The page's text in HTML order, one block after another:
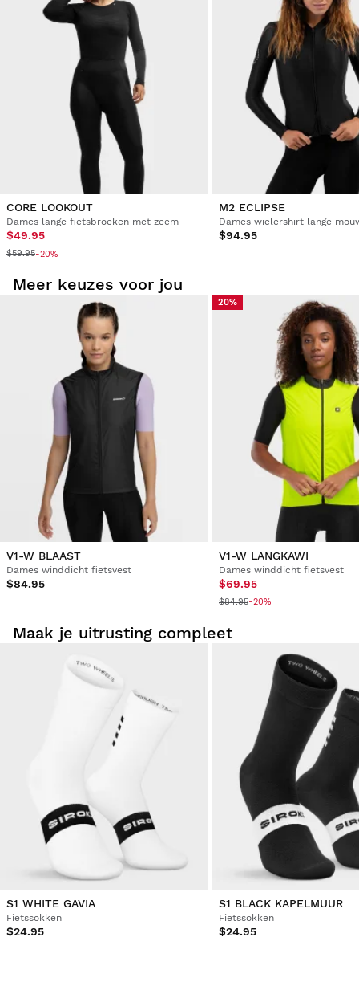
Vanuit je gebruikersaccount kun je eenvoudig en snel een
product uit je bestelling retourneren.
Je geld terugboeken naar de oorspronkelijke
betaalmethode
Vanaf $9.95
CORE LOOKOUT
Dames lange fietsbroeken met zeem
$49.95
$59.95-20%
M2 ECLIPSE
Dames wielershirt lange
$94.95
Meer keuzes voor jou
V1-W BLAAST
Dames winddicht fietsvest
$84.95
20%
V1-W LANGKAWI
Dames winddicht fietsvest
$69.95
$84.95-20%
Maak je uitrusting compleet
S1 WHITE GAVIA
Fietssokken
$24.95
S1 BLACK KAPELMUUR
Fietssokken
$24.95